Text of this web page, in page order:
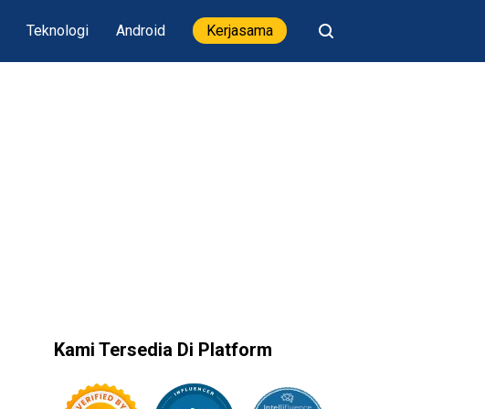
Teknologi Android Kerjasama
Kami Tersedia Di Platform